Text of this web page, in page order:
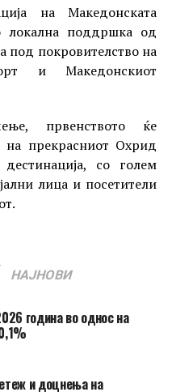
на Македонската
локална поддршка од
под покровителство на
и Македонскиот
првенството ќе
на прекрасниот Охрид
дестинација, со голем
лица и посетители
НАЈНОВИ
година во однос на
и доцнења на